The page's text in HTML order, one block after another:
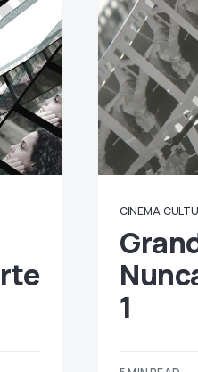
CINEMA
1